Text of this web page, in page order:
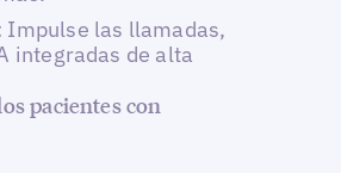
Impulse las llamadas,
integradas de alta
pacientes con